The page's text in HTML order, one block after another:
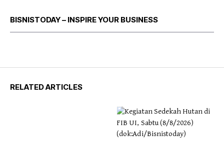
BISNISTODAY – INSPIRE YOUR BUSINESS
RELATED ARTICLES